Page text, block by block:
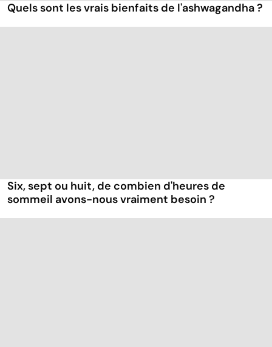
Quels sont les vrais bienfaits de l'ashwagandha ?
Six, sept ou huit, de combien d'heures de
sommeil avons-nous vraiment besoin ?